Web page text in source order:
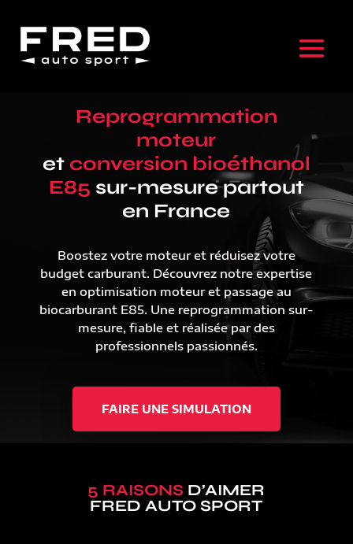
Reprogrammation
moteur
et conversion bioéthanol
E85 sur-mesure partout
en France
Boostez votre moteur et réduisez votre
budget carburant. Découvrez notre expertise
en optimisation moteur et passage au
biocarburant E85. Une reprogrammation sur-
mesure, fiable et réalisée par des
professionnels passionnés.
FAIRE UNE SIMULATION
5 RAISONS D’AIMER
FRED AUTO SPORT